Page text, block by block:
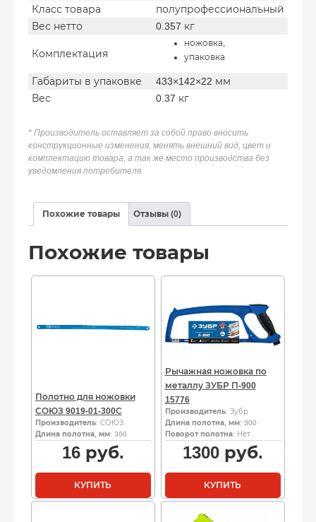
Класс товара
полупрофессиональный
Вес нетто
0.357 кг
Комплектация
ножовка,
упаковка
Габариты в упаковке
433×142×22 мм
Вес
0.37 кг
* Производитель оставляет за собой право вносить
конструкционные изменения, менять внешний вид, цвет и
комплектацию товара, а так же место производства без
уведомления потребителя.
Похожие товары Отзывы (0)
Похожие товары
Полотно для ножовки
СОЮЗ 9019-01-300С
Производитель: СОЮЗ
Длина полотна, мм: 300
16руб.
КУПИТЬ
Рычажная ножовка по
металлу ЗУБР П-900
15776
Производитель: Зубр
Длина полотна, мм: 300
Поворот полотна: Нет
1300руб.
КУПИТЬ